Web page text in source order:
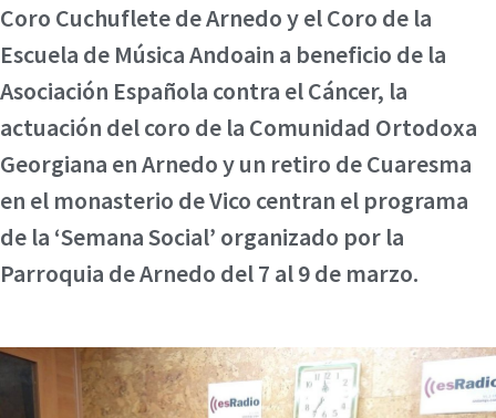
Coro Cuchuflete de Arnedo y el Coro de la
Escuela de Música Andoain a beneficio de la
Asociación Española contra el Cáncer, la
actuación del coro de la Comunidad Ortodoxa
Georgiana en Arnedo y un retiro de Cuaresma
en el monasterio de Vico centran el programa
de la ‘Semana Social’ organizado por la
Parroquia de Arnedo del 7 al 9 de marzo.